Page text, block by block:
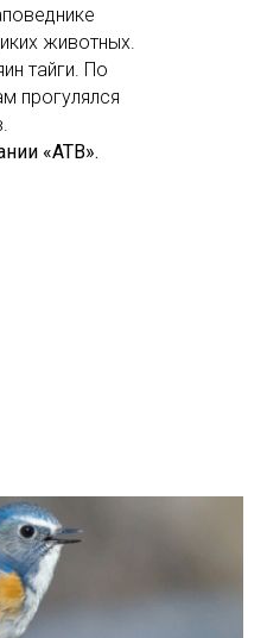
животных.
тайги. По
прогулялся
«АТВ».